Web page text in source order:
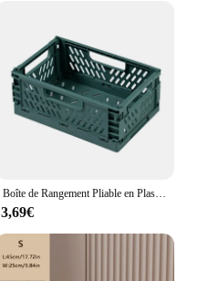
Boîte de Rangement Pliable en Plastique Portable, mir de Stockage pour Jouets et Bijoux
3,69€